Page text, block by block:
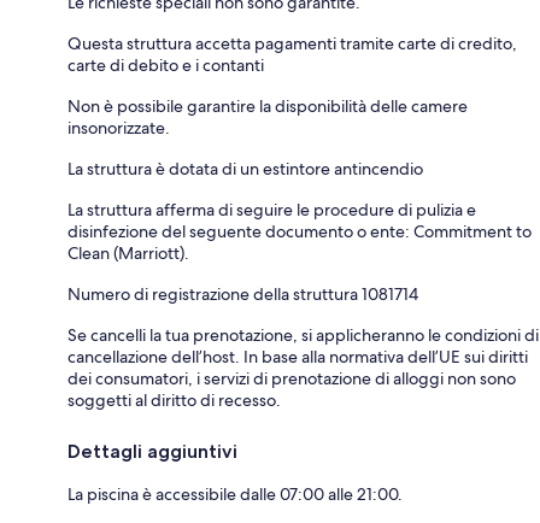
Questa struttura accetta pagamenti tramite carte di credito,
carte di debito e i contanti
Non è possibile garantire la disponibilità delle camere
insonorizzate.
La struttura è dotata di un estintore antincendio
La struttura afferma di seguire le procedure di pulizia e
disinfezione del seguente documento o ente: Commitment to
Clean (Marriott).
Numero di registrazione della struttura 1081714
Se cancelli la tua prenotazione, si applicheranno le condizioni di
cancellazione dell’host. In base alla normativa dell’UE sui diritti
dei consumatori, i servizi di prenotazione di alloggi non sono
soggetti al diritto di recesso.
Dettagli aggiuntivi
La piscina è accessibile dalle 07:00 alle 21:00.